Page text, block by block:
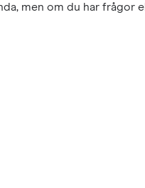
men om du har